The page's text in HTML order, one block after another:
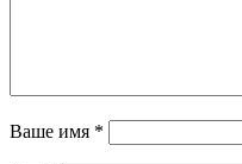
Ваше имя *